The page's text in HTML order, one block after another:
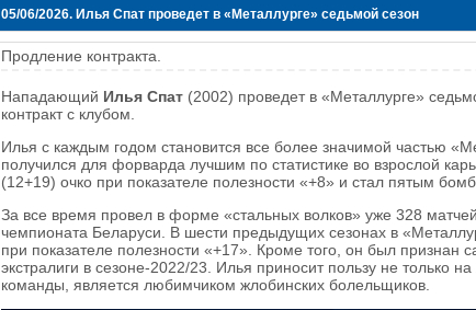
05/06/2026. Илья Спат проведет в «Металлурге» седьмой сезон
Продление контракта.
Нападающий Илья Спат(2002) проведет в «Металлурге»
контракт с клубом.
Илья с каждым годом становится все более значимой частью
получился для форварда лучшим по статистике во взрослой
(12+19) очко при показателе полезности «+8» и стал пятым
За все время провел в форме «стальных волков» уже 328
чемпионата Беларуси. В шести предыдущих сезонах в
при показателе полезности «+17». Кроме того, он был признан
экстралиги в сезоне‑2022/23. Илья приносит пользу не только
команды, является любимчиком жлобинских болельщиков.